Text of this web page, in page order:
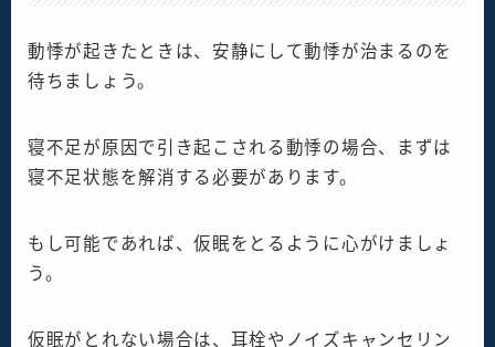
動悸が起きたときは、安静にして動悸が治まるのを
待ちましょう。
寝不足が原因で引き起こされる動悸の場合、まずは
寝不足状態を解消する必要があります。
もし可能であれば、仮眠をとるように心がけましょ
う。
仮眠がとれない場合は、耳栓やノイズキャンセリン